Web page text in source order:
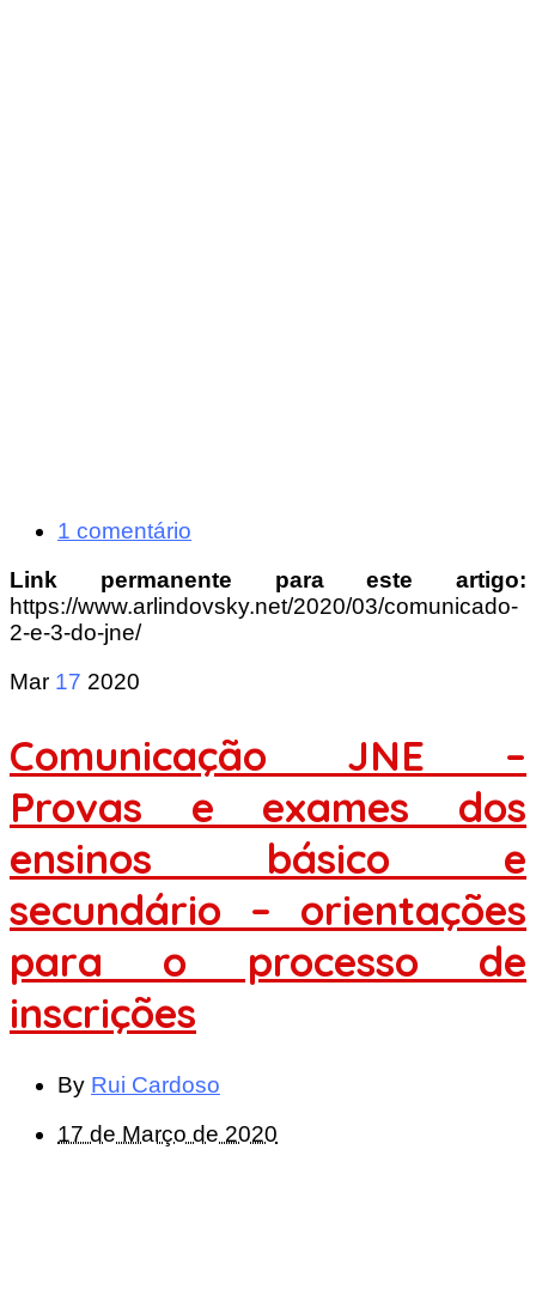
1 comentário
Link permanente para este artigo:
https://www.arlindovsky.net/2020/03/comunicado-
2-e-3-do-jne/
Mar 17 2020
Comunicação JNE –
Provas e exames dos
ensinos básico e
secundário – orientações
para o processo de
inscrições
By Rui Cardoso
17 de Março de 2020